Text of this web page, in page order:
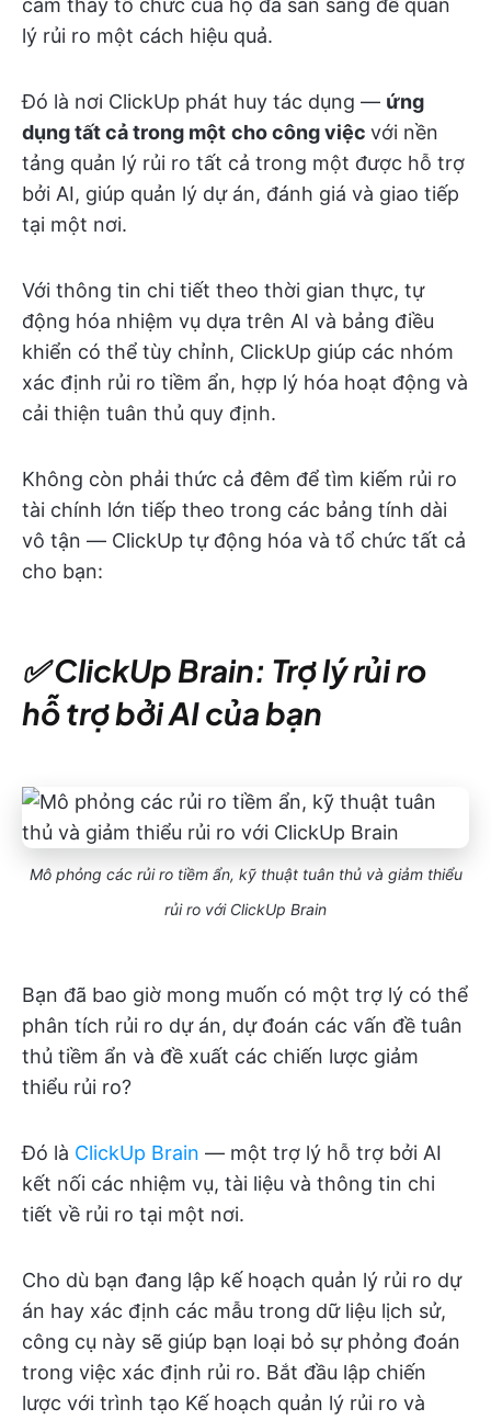
cảm thấy tổ chức của họ đã sẵn sàng để quản
lý rủi ro một cách hiệu quả.
Đó là nơi ClickUp phát huy tác dụng — ứng
dụng tất cả trong một cho công việc với nền
tảng quản lý rủi ro tất cả trong một được hỗ trợ
bởi AI, giúp quản lý dự án, đánh giá và giao tiếp
tại một nơi.
Với thông tin chi tiết theo thời gian thực, tự
động hóa nhiệm vụ dựa trên AI và bảng điều
khiển có thể tùy chỉnh, ClickUp giúp các nhóm
xác định rủi ro tiềm ẩn, hợp lý hóa hoạt động và
cải thiện tuân thủ quy định.
Không còn phải thức cả đêm để tìm kiếm rủi ro
tài chính lớn tiếp theo trong các bảng tính dài
vô tận — ClickUp tự động hóa và tổ chức tất cả
cho bạn:
✅ ClickUp Brain: Trợ lý rủi ro
hỗ trợ bởi AI của bạn
Mô phỏng các rủi ro tiềm ẩn, kỹ thuật tuân thủ và giảm thiểu
rủi ro với ClickUp Brain
Bạn đã bao giờ mong muốn có một trợ lý có thể
phân tích rủi ro dự án, dự đoán các vấn đề tuân
thủ tiềm ẩn và đề xuất các chiến lược giảm
thiểu rủi ro?
Đó là ClickUp Brain — một trợ lý hỗ trợ bởi AI
kết nối các nhiệm vụ, tài liệu và thông tin chi
tiết về rủi ro tại một nơi.
Cho dù bạn đang lập kế hoạch quản lý rủi ro dự
án hay xác định các mẫu trong dữ liệu lịch sử,
công cụ này sẽ giúp bạn loại bỏ sự phỏng đoán
trong việc xác định rủi ro. Bắt đầu lập chiến
lược với trình tạo Kế hoạch quản lý rủi ro và